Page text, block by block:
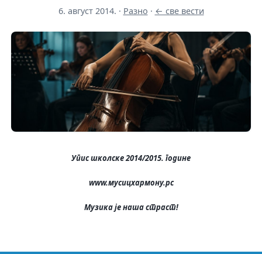
6. август 2014. · Разно · ← све вести
Упис школске 2014/2015. године
www.мусицхармонy.рс
Музика је наша страст!